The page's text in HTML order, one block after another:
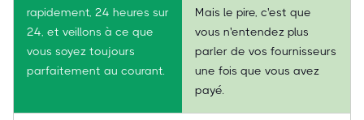
rapidement, 24 heures sur
24, et veillons à ce que
vous soyez toujours
parfaitement au courant.
Mais le pire, c'est que
vous n'entendez plus
parler de vos fournisseurs
une fois que vous avez
payé.